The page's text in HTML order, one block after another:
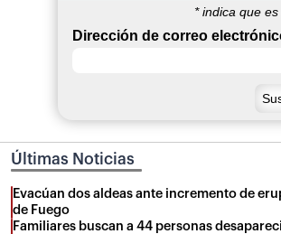
*indica que es
Dirección de correo
Últimas Noticias
Evacúan dos aldeas ante incremento de
de Fuego
Familiares buscan a 44 personas